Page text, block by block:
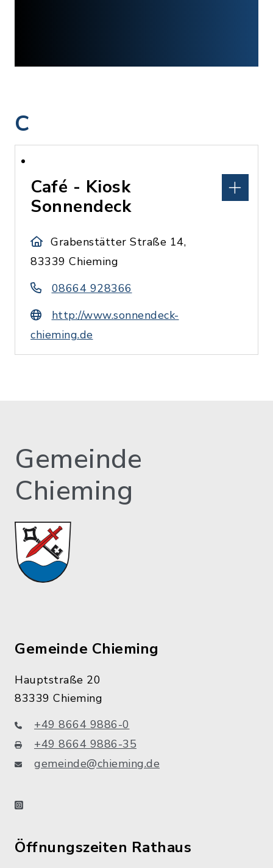
C
Café - Kiosk
Sonnendeck
Grabenstätter Straße 14,
83339 Chieming
08664 928366
http://www.sonnendeck-
chieming.de
Gemeinde
Chieming
Gemeinde Chieming
Hauptstraße 20
83339 Chieming
+49 8664 9886-0
+49 8664 9886-35
gemeinde@chieming.de
instagram
Öffnungszeiten Rathaus